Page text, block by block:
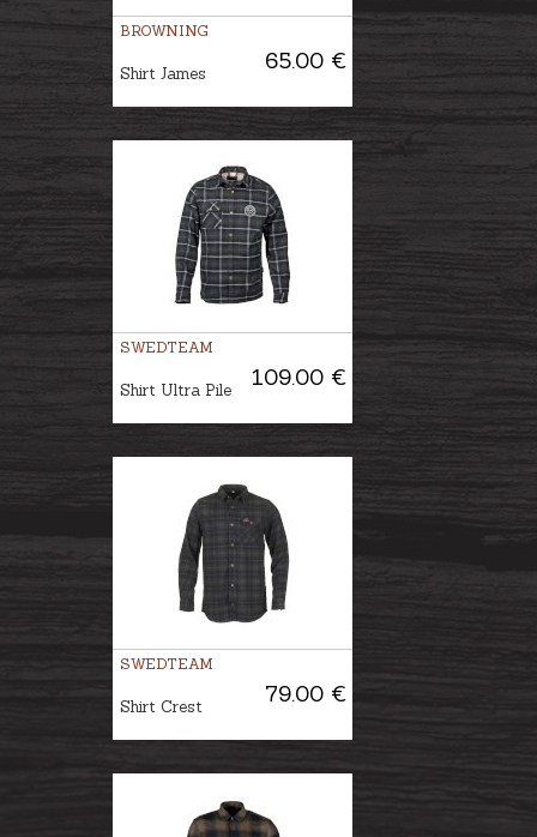
BROWNING
65.00 €
Shirt James
SWEDTEAM
109.00 €
Shirt Ultra Pile
SWEDTEAM
79.00 €
Shirt Crest